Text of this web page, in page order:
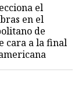
el
en el
de
cara a la final